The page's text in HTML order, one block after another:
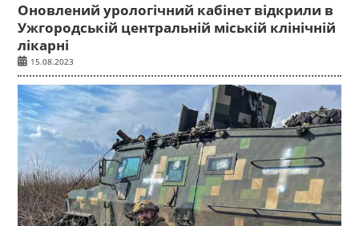
Оновлений урологічний кабінет відкрили в
Ужгородській центральній міській клінічній
лікарні
15.08.2023